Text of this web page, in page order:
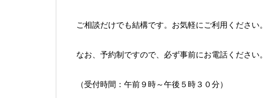
ご相談だけでも結構です。お気軽にご利用ください。
なお、予約制ですので、必ず事前にお電話ください。
（受付時間：午前９時～午後５時３０分）